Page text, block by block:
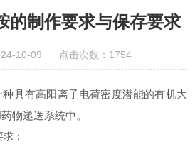
的制作要求与保存要求
10-09 点击次数：1754
有高阳离子电荷密度潜能的有机大
物递送系统中。
：